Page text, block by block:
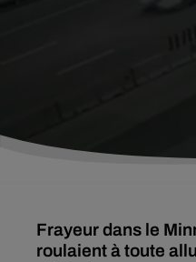
Frayeur dans le
roulaient à toute